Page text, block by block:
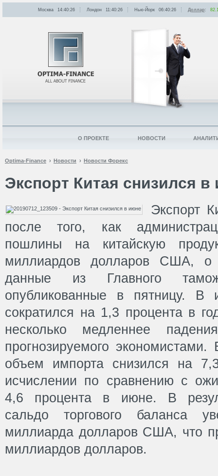
Optima-Finance Новости Новости Форекс
Экспорт Китая снизился в
Экспорт
после того, как
пошлины на китайскую
миллиардов долларов США, о
данные из Главного
опубликованные в пятницу. В
сократился на 1,3 процента в
несколько медленнее
прогнозируемого
объем импорта снизился на
исчислении по сравнению с
4,6 процента в июне. В
сальдо торгового баланса
миллиарда долларов США, что
миллиардов долларов.
Москва 14:40:26 Лондон 11:40:26 Нью-Йорк 06:40:26 Доллар:
О ПРОЕКТЕ НОВОСТИ